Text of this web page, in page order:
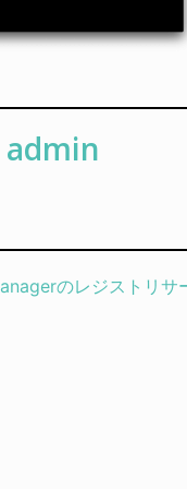
admin
のレジストリサ